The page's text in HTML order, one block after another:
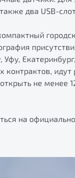
два USB-
контрактов,
не менее
на